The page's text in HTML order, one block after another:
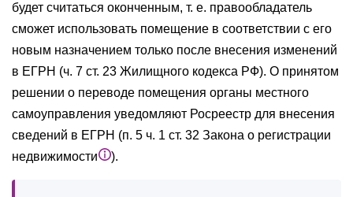
будет считаться оконченным, т. е. правообладатель
сможет использовать помещение в соответствии с его
новым назначением только после внесения изменений
в ЕГРН (ч. 7 ст. 23 Жилищного кодекса РФ). О принятом
решении о переводе помещения органы местного
самоуправления уведомляют Росреестр для внесения
сведений в ЕГРН (п. 5 ч. 1 ст. 32 Закона о регистрации
недвижимости
).